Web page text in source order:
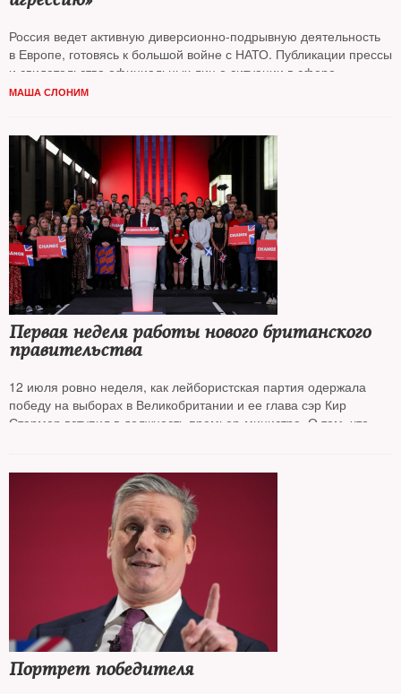
Россия ведет активную диверсионно-подрывную деятельность
в Европе, готовясь к большой войне с НАТО. Публикации прессы
и свидетельства официальных лиц о ситуации в сфере
европейской безопасности — в обзоре
МАША СЛОНИМ
Первая неделя работы нового британского
правительства
12 июля ровно неделя, как лейбористская партия одержала
победу на выборах в Великобритании и ее глава сэр Кир
Стармер вступил в должность премьер-министра. О том, что
Портрет победителя